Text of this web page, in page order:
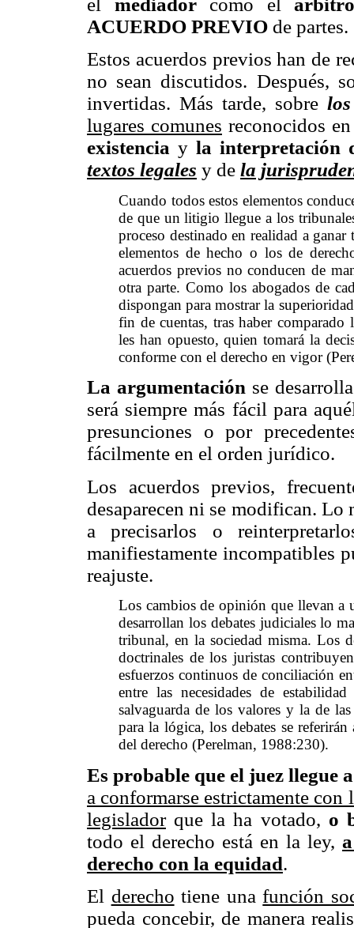
el mediadorcomo el
ACUERDO PREVIO de partes.
Estos acuerdos previos han de
no sean discutidos. Después,
invertidas. Más tarde, sobre
lugares comunes reconocidos
existencia y la interpretación
textos legales y de la
Cuando todos estos elementos
de que un litigio llegue a los
proceso destinado en realidad a
elementos de hecho o los de
acuerdos previos no conducen de
otra parte. Como los abogados de
dispongan para mostrar la
fin de cuentas, tras haber comparado
les han opuesto, quien tomará la
conforme con el derecho en vigor
La argumentación se
será siempre más fácil para
presunciones o por
fácilmente en el orden jurídico.
Los acuerdos previos,
desaparecen ni se modifican. Lo
a precisarlos o
manifiestamente incompatibles
reajuste.
Los cambios de opinión que llevan a
desarrollan los debates judiciales lo
tribunal, en la sociedad misma. Los
doctrinales de los juristas
esfuerzos continuos de conciliación
entre las necesidades de
salvaguarda de los valores y la de
para la lógica, los debates se
del derecho (Perelman, 1988:230).
Es probable que el juez llegue
a conformarse estrictamente con
legisladorque la ha votado, o
todo el derecho está en la ley,
derecho con la equidad.
El derecho tiene unafunción
pueda concebir, de manera